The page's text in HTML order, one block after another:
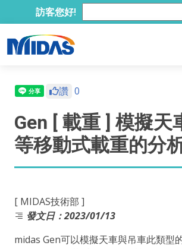
訪客您好!
讚 0
Gen [ 載重 ] 模擬天
等移動式載重的分
[ MIDAS技術部 ]
發文日：2023/01/13
midas Gen可以模擬天車與吊車此類型